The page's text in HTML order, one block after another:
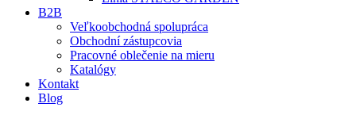
B2B
Veľkoobchodná spolupráca
Obchodní zástupcovia
Pracovné oblečenie na mieru
Katalógy
Kontakt
Blog